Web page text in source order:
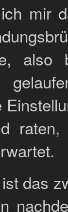
mir
also
das